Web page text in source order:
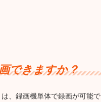
できますか？
、録画機単体で録画が可能で